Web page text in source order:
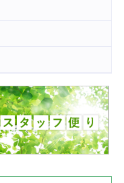
古池運動広場